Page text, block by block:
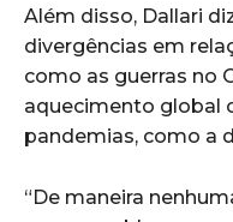
Além disso, Dallari
divergências em
como as guerras no
aquecimento global
pandemias, como a
“De maneira